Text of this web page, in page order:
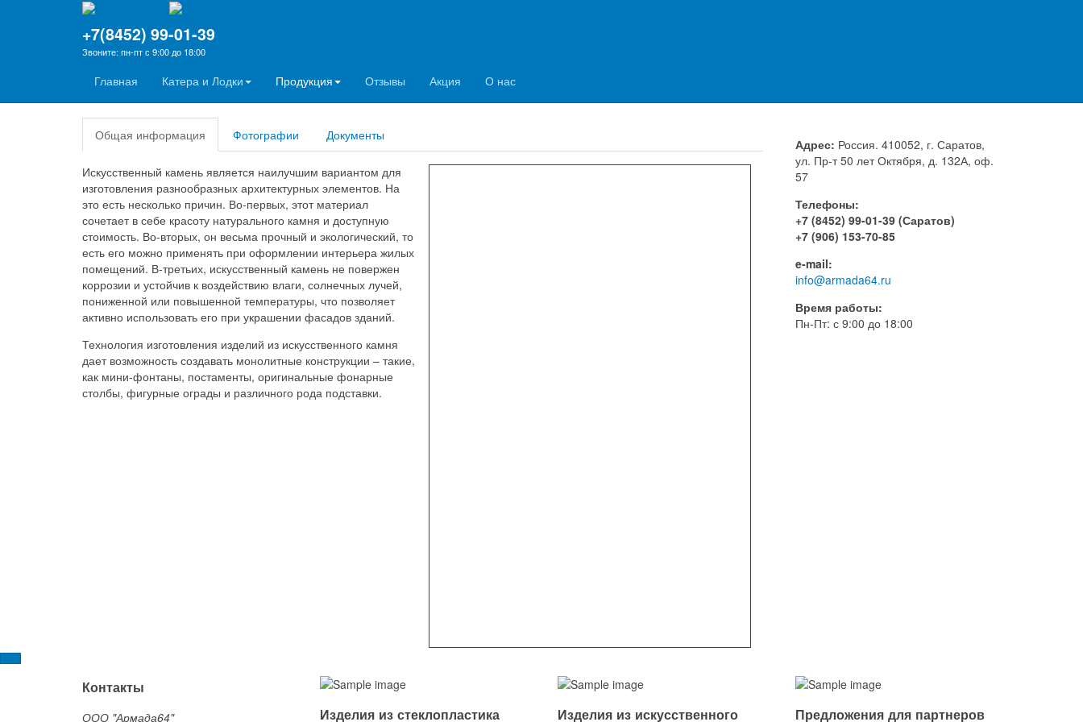
+7(8452) 99-01-39
Звоните: пн-пт с 9:00 до 18:00
Главная Катера и Лодки Продукция Отзывы Акция О нас
Архитектурные элементы
Общая информация Фотографии Документы
Искусственный камень является наилучшим вариантом для
изготовления разнообразных архитектурных элементов. На
это есть несколько причин. Во-первых, этот материал
сочетает в себе красоту натурального камня и доступную
стоимость. Во-вторых, он весьма прочный и экологический, то
есть его можно применять при оформлении интерьера жилых
помещений. В-третьих, искусственный камень не повержен
коррозии и устойчив к воздействию влаги, солнечных лучей,
пониженной или повышенной температуры, что позволяет
активно использовать его при украшении фасадов зданий.
Технология изготовления изделий из искусственного камня
дает возможность создавать монолитные конструкции – такие,
как мини-фонтаны, постаменты, оригинальные фонарные
столбы, фигурные ограды и различного рода подставки.
Адрес: Россия. 410052, г. Саратов,
ул. Пр-т 50 лет Октября, д. 132А, оф.
57
Телефоны:
+7 (8452) 99-01-39 (Саратов)
+7 (906) 153-70-85
e-mail:
info@armada64.ru
Время работы:
Пн-Пт: с 9:00 до 18:00
Контакты
ООО "Армада64" Изделия из стеклопластика Изделия из искусственного Предложения для партнеров